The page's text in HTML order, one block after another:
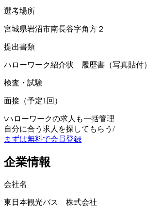
選考場所
宮城県岩沼市南長谷字角方２
提出書類
ハローワーク紹介状 履歴書（写真貼付）
検査・試験
面接（予定1回）
\ハローワークの求人も一括管理
自分に合う求人を探してもらう /
まずは無料で会員登録
企業情報
会社名
東日本観光バス 株式会社